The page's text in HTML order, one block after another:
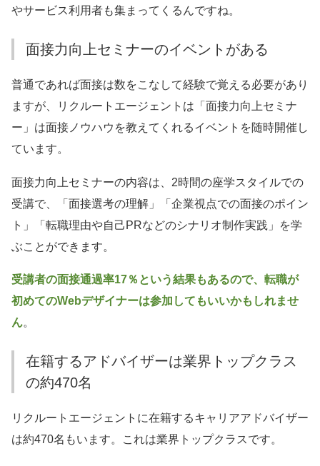
やサービス利用者も集まってくるんですね。
面接力向上セミナーのイベントがある
普通であれば面接は数をこなして経験で覚える必要があり
ますが、リクルートエージェントは「面接力向上セミナ
ー」は面接ノウハウを教えてくれるイベントを随時開催し
ています。
面接力向上セミナーの内容は、2時間の座学スタイルでの
受講で、「面接選考の理解」「企業視点での面接のポイン
ト」「転職理由や自己PRなどのシナリオ制作実践」を学
ぶことができます。
受講者の面接通過率17％という結果もあるので、転職が
初めてのWebデザイナーは参加してもいいかもしれませ
ん。
在籍するアドバイザーは業界トップクラス
の約470名
リクルートエージェントに在籍するキャリアアドバイザー
は約470名もいます。これは業界トップクラスです。